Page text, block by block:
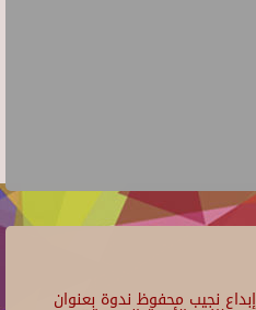
نجيب محفوظ ندوة بعنوان